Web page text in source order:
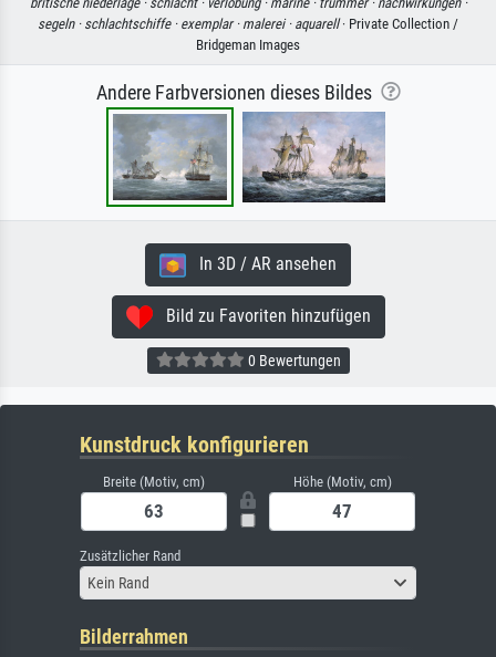
segeln · schlachtschiffe · exemplar · malerei · aquarell· Private Collection /
Bridgeman Images
Andere Farbversionen dieses Bildes
In 3D / AR ansehen
Bild zu Favoriten hinzufügen
0 Bewertungen
Kunstdruck konfigurieren
Breite (Motiv, cm) Höhe (Motiv, cm)
Zusätzlicher Rand
Kein Rand
Bilderrahmen